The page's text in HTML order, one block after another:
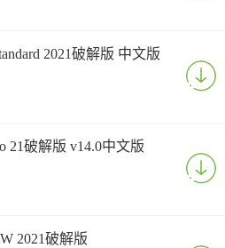
2021破解版 中文版
21破解版 v14.0中文版
2021破解版